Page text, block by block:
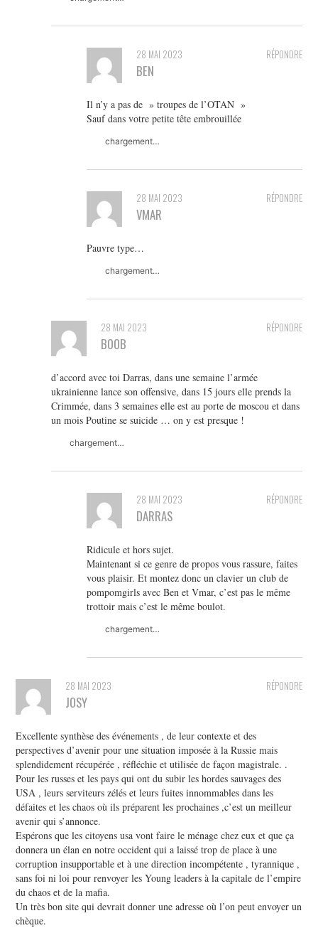
RÉPONDRE
28 MAI 2023
BEN
Il n’y a pas de » troupes de l’OTAN »
Sauf dans votre petite tête embrouillée
chargement…
RÉPONDRE
28 MAI 2023
VMAR
Pauvre type…
chargement…
RÉPONDRE
28 MAI 2023
BOOB
d’accord avec toi Darras, dans une semaine l’armée
ukrainienne lance son offensive, dans 15 jours elle prends la
Crimmée, dans 3 semaines elle est au porte de moscou et dans
un mois Poutine se suicide … on y est presque !
chargement…
RÉPONDRE
28 MAI 2023
DARRAS
Ridicule et hors sujet.
Maintenant si ce genre de propos vous rassure, faites
vous plaisir. Et montez donc un clavier un club de
pompomgirls avec Ben et Vmar, c’est pas le même
trottoir mais c’est le même boulot.
chargement…
RÉPONDRE
28 MAI 2023
JOSY
Excellente synthèse des événements , de leur contexte et des
perspectives d’avenir pour une situation imposée à la Russie mais
splendidement récupérée , réfléchie et utilisée de façon magistrale. .
Pour les russes et les pays qui ont du subir les hordes sauvages des
USA , leurs serviteurs zélés et leurs fuites innommables dans les
défaites et les chaos où ils préparent les prochaines ,c’est un meilleur
avenir qui s’annonce.
Espérons que les citoyens usa vont faire le ménage chez eux et que ça
donnera un élan en notre occident qui a laissé trop de place à une
corruption insupportable et à une direction incompétente , tyrannique ,
sans foi ni loi pour renvoyer les Young leaders à la capitale de l’empire
du chaos et de la mafia.
Un très bon site qui devrait donner une adresse où l’on peut envoyer un
chèque.